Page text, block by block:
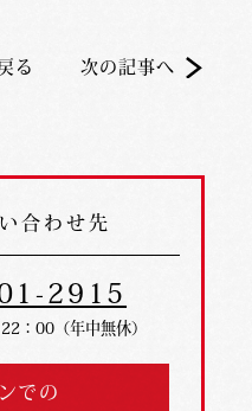
る 次の記事へ
合わせ先
2915
：00（年中無休）
での